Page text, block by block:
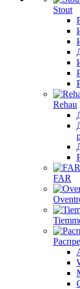
Stout
Rehau
FAR